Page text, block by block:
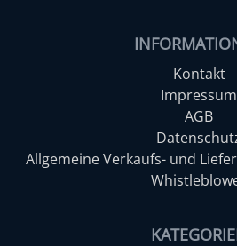
Kontakt
Impressum
AGB
Allgemeine Verkaufs- und